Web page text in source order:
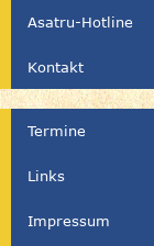
Asatru-Hotline
Kontakt
Termine
Links
Impressum